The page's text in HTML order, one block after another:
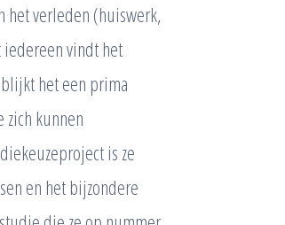
het verleden (huiswerk,
vindt het
het een prima
zich kunnen
is ze
en het bijzondere